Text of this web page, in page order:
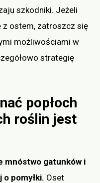
szkodniki. Jeżeli
z ostem, zatroszcz się
możliwościami w
strategię
popłoch
roślin jest
mnóstwo gatunków i
pomyłki. Oset